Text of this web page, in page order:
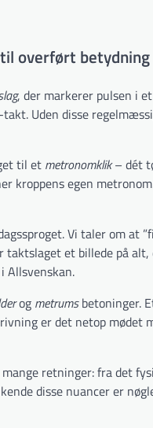
overført betydning
, der markerer pulsen i
Uden disse
til et metronomklik– dét
kroppens egen
Vi taler om at
taktslaget et billede på
Allsvenskan.
og metrumsbetoninger.
er det netop mødet
retninger: fra det
disse nuancer er